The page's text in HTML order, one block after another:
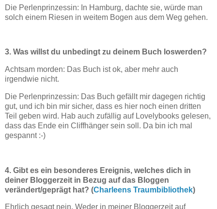
Die Perlenprinzessin: In Hamburg, dachte sie, würde man
solch einem Riesen in weitem Bogen aus dem Weg gehen.
3. Was willst du unbedingt zu deinem Buch loswerden?
Achtsam morden: Das Buch ist ok, aber mehr auch
irgendwie nicht.
Die Perlenprinzessin: Das Buch gefällt mir dagegen richtig
gut, und ich bin mir sicher, dass es hier noch einen dritten
Teil geben wird. Hab auch zufällig auf Lovelybooks gelesen,
dass das Ende ein Cliffhänger sein soll. Da bin ich mal
gespannt :-)
4. Gibt es ein besonderes Ereignis, welches dich in
deiner Bloggerzeit in Bezug auf das Bloggen
verändert/geprägt hat? (Charleens Traumbibliothek)
Ehrlich gesagt nein. Weder in meiner Bloggerzeit auf